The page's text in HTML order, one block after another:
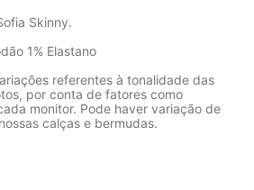
Skinny.
1% Elastano
referentes à tonalidade das
por conta de fatores como
monitor. Pode haver variação de
calças e bermudas.